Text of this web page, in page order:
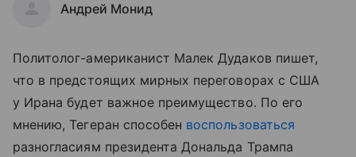
Андрей Монид
Политолог-американист Малек Дудаков пишет,
что в предстоящих мирных переговорах с США
у Ирана будет важное преимущество. По его
мнению, Тегеран способен воспользоваться
разногласиям президента Дональда Трампа